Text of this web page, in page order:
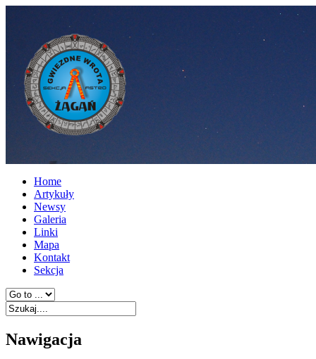
Home
Artykuły
Newsy
Galeria
Linki
Mapa
Kontakt
Sekcja
Nawigacja